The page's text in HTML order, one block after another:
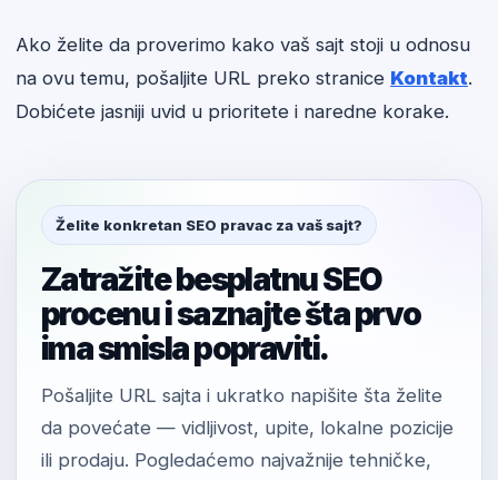
Ako želite da proverimo kako vaš sajt stoji u odnosu
na ovu temu, pošaljite URL preko stranice Kontakt.
Dobićete jasniji uvid u prioritete i naredne korake.
Želite konkretan SEO pravac za vaš sajt?
Zatražite besplatnu SEO
procenu i saznajte šta prvo
ima smisla popraviti.
Pošaljite URL sajta i ukratko napišite šta želite
da povećate — vidljivost, upite, lokalne pozicije
ili prodaju. Pogledaćemo najvažnije tehničke,